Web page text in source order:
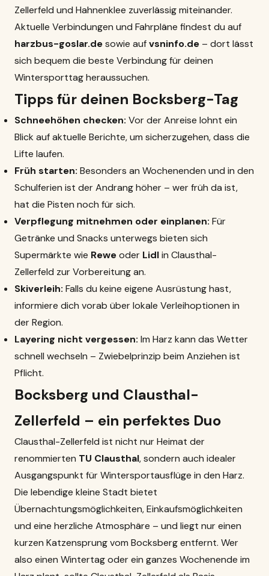
Zellerfeld und Hahnenklee zuverlässig miteinander.
Aktuelle Verbindungen und Fahrpläne findest du auf
harzbus-goslar.desowie aufvsninfo.de – dort lässt
sich bequem die beste Verbindung für deinen
Wintersporttag heraussuchen.
Tipps für deinen Bocksberg-Tag
Schneehöhen checken: Vor der Anreise lohnt ein
Blick auf aktuelle Berichte, um sicherzugehen, dass die
Lifte laufen.
Früh starten: Besonders an Wochenenden und in den
Schulferien ist der Andrang höher – wer früh da ist,
hat die Pisten noch für sich.
Verpflegung mitnehmen oder einplanen: Für
Getränke und Snacks unterwegs bieten sich
Supermärkte wie Reweoder Lidlin Clausthal-
Zellerfeld zur Vorbereitung an.
Skiverleih: Falls du keine eigene Ausrüstung hast,
informiere dich vorab über lokale Verleihoptionen in
der Region.
Layering nicht vergessen: Im Harz kann das Wetter
schnell wechseln – Zwiebelprinzip beim Anziehen ist
Pflicht.
Bocksberg und Clausthal-
Zellerfeld – ein perfektes Duo
Clausthal-Zellerfeld ist nicht nur Heimat der
renommierten TU Clausthal, sondern auch idealer
Ausgangspunkt für Wintersportausflüge in den Harz.
Die lebendige kleine Stadt bietet
Übernachtungsmöglichkeiten, Einkaufsmöglichkeiten
und eine herzliche Atmosphäre – und liegt nur einen
kurzen Katzensprung vom Bocksberg entfernt. Wer
also einen Wintertag oder ein ganzes Wochenende im